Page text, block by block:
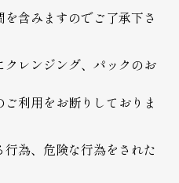
含みますのでご了承下さ
レンジング、パックのお
利用をお断りしておりま
為、危険な行為をされた